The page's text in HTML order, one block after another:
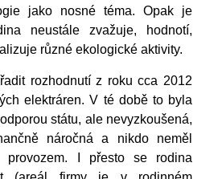
jako nosné téma. Opak je
neustále zvažuje, hodnotí,
různé ekologické aktivity.
rozhodnutí z roku cca 2012
elektráren. V té době to byla
státu, ale nevyzkoušená,
náročná a nikdo neměl
provozem. I přesto se rodina